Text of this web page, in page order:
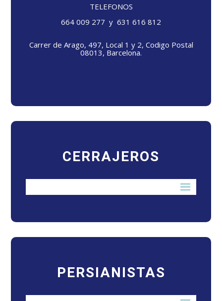
TELEFONOS
664 009 277 y 631 616 812
Carrer de Arago, 497, Local 1 y 2, Codigo Postal
08013, Barcelona.
CERRAJEROS
PERSIANISTAS